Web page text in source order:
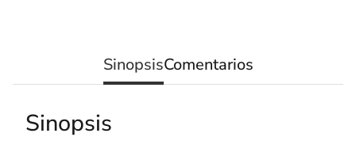
SinopsisComentarios
Sinopsis